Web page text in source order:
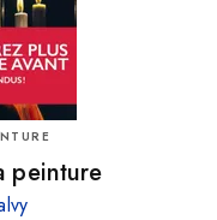
peinture